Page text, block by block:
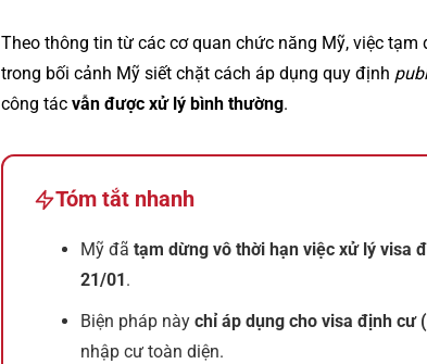
Theo thông tin từ các cơ quan chức năng Mỹ, việc tạm
trong bối cảnh Mỹ siết chặt cách áp dụng quy định
công tác vẫn được xử lý bình thường.
Tóm tắt nhanh
Mỹ đã tạm dừng vô thời hạn việc xử lý visa
21/01.
Biện pháp này chỉ áp dụng cho visa định cư
nhập cư toàn diện.